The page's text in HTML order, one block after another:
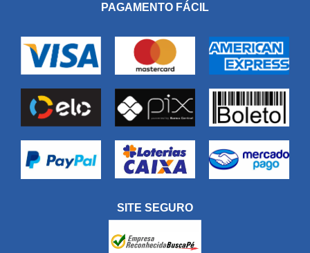
PAGAMENTO FÁCIL
SITE SEGURO